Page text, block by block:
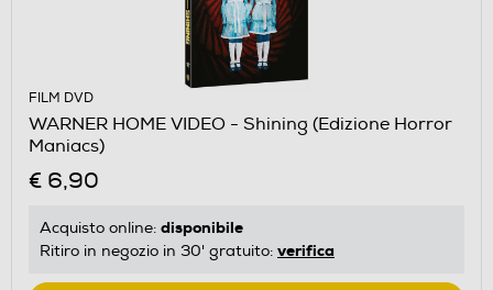
FILM DVD
WARNER HOME VIDEO - Shining (Edizione Horror
Maniacs)
€ 6,90
Acquisto online: disponibile
Ritiro in negozio in 30' gratuito: verifica